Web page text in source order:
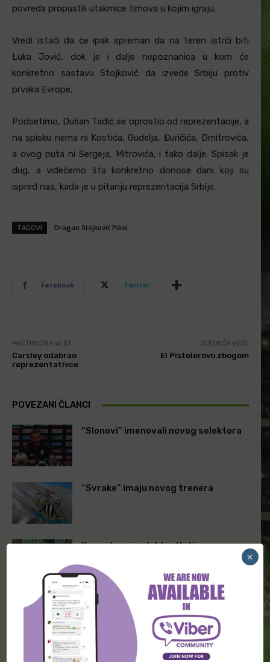
povreda propustili utakmice timova u kojim igraju.
Vredi istaći da će ipak spreman da na teren istrči biti
Luka Jović, dok je i dalje nepoznanica u kom će
konkretno sastavu Stojković da izvede Srbiju protiv
prvaka Evrope.
Podsetimo, Dušan Tadić se oprostio od reprezentacije, a
na spisku nema ni Kostića, Gudelja, Đuričića, Dmitrovića,
a ovog puta ni Sergeja, Mitrovića, i tako dalje. Spisak je
dug, a videćemo šta konkretno donose dani koji su
ispred nas, kada je u pitanju reprezentacija Srbije.
TAGOVI Dragan Stojković Piksi
Facebook Twitter
PRETHODNA VEST
Carsley odabrao
reprezentativce
SLEDEĆA VEST
El Pistolerovo zbogom
POVEZANI ČLANCI
“Slonovi” imenovali novog selektora
“Svrake” imaju novog trenera
Poznat novi selektor Italije
ODGOVORITE
×